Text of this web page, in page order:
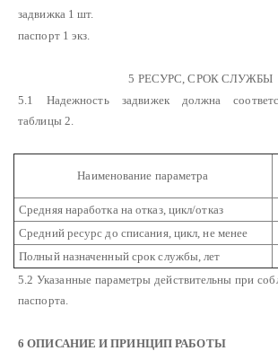
задвижка 1 шт.
паспорт 1 экз.
5 РЕСУРС, СРОК СЛУЖБЫ
5.1 Надежность задвижек должна
таблицы 2.
Наименование параметра
Средняя наработка на отказ, цикл/отказ
Средний ресурс до списания, цикл, не менее
Полный назначенный срок службы, лет
5.2 Указанные параметры действительны при
паспорта.
6 ОПИСАНИЕ И ПРИНЦИП РАБОТЫ